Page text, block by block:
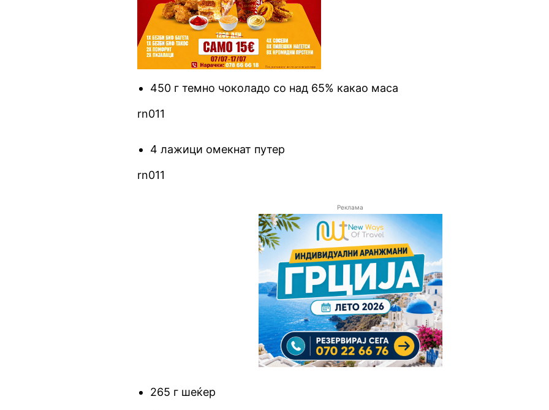
450 г темно чоколадо со над 65% какао маса
rn011
4 лажици омекнат путер
rn011
Реклама
265 г шеќер